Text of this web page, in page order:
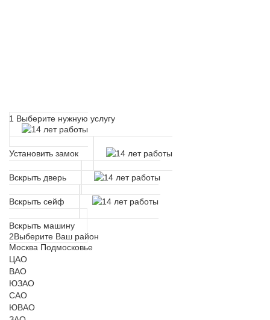
1 Выберите нужную услугу
Установить замок
Вскрыть дверь
Вскрыть сейф
Вскрыть машину
2Выберите Ваш район
Москва Подмосковье
ЦАО
ВАО
ЮЗАО
САО
ЮВАО